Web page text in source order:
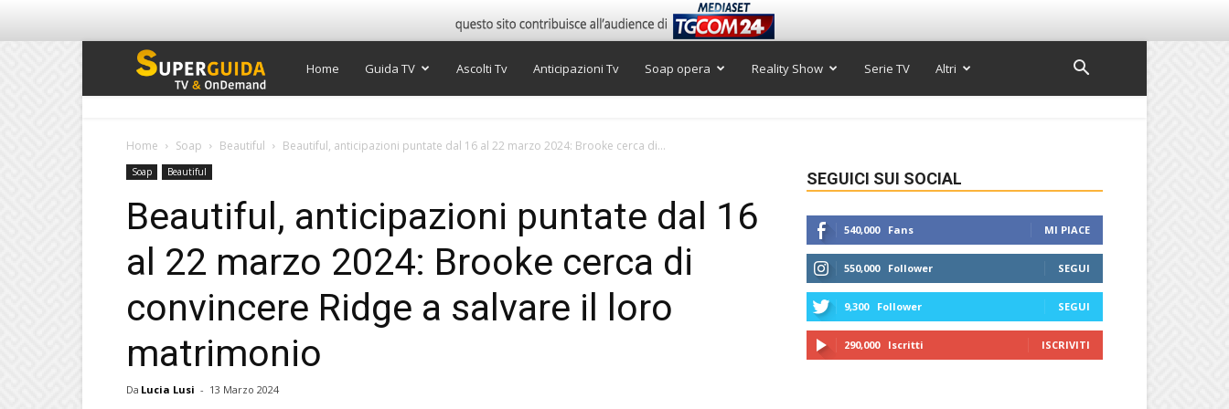
Super
Home Guida TV Ascolti Tv Anticipazioni Tv Soap opera Reality Show Serie TV Altri
Home Soap Beautiful Beautiful, anticipazioni puntate dal 16 al 22 marzo 2024: Brooke cerca di...
Soap Beautiful
Beautiful, anticipazioni puntate dal 16
al 22 marzo 2024: Brooke cerca di
convincere Ridge a salvare il loro
matrimonio
Da Lucia Lusi - 13 Marzo 2024
SEGUICI SUI SOCIAL
540,000 Fans MI PIACE
550,000 Follower SEGUI
9,300 Follower SEGUI
290,000 Iscritti ISCRIVITI